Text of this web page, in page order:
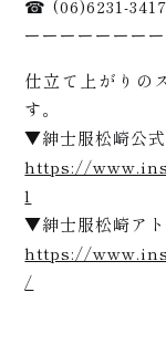
ス
☎ (06)6231-3417
ーーーーーーー
仕立て上がりの
す。
▼紳士服松崎公
https://
l
▼紳士服松崎ア
https://
/